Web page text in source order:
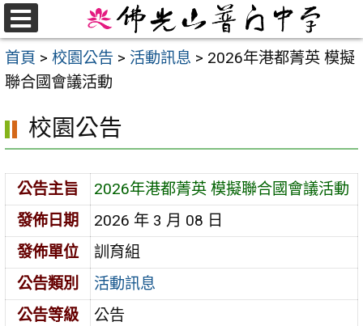
跳
至
主
要
首頁 > 校園公告 > 活動訊息 > 2026年港都菁英 模擬
聯合國會議活動
校園公告
公告主旨
2026年港都菁英 模擬聯合國會議活動
發佈日期
2026 年 3 月 08 日
發佈單位
訓育組
公告類別
活動訊息
公告等級
公告
選
單